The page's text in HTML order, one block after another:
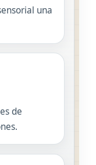
una
de